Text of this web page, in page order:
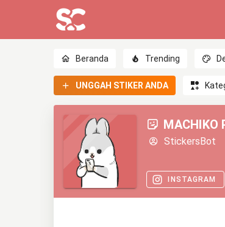
Beranda Trending
UNGGAH STIKER ANDA
MACHIKO
StickersBot
INSTAGRAM